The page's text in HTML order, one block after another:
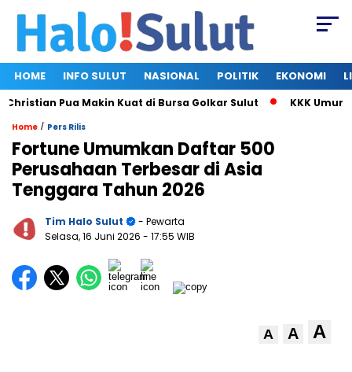
HOME INFO SULUT NASIONAL POLITIK EKONOMI
Pua Makin Kuat di Bursa Golkar Sulut KKK Umumkan
Home / Pers Rilis
Fortune Umumkan Daftar 500
Perusahaan Terbesar di Asia
Tenggara Tahun 2026
Tim Halo Sulut
- Pewarta
Selasa, 16 Juni 2026 - 17:55 WIB
A A A